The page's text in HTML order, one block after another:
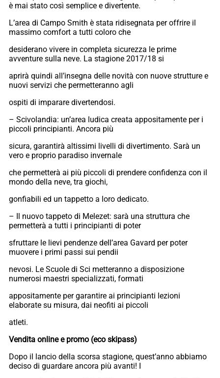
è mai stato così semplice e divertente.
L’area di Campo Smith è stata ridisegnata per offrire il
massimo comfort a tutti coloro che
desiderano vivere in completa sicurezza le prime
avventure sulla neve. La stagione 2017/18 si
aprirà quindi all’insegna delle novità con nuove strutture e
nuovi servizi che permetteranno agli
ospiti di imparare divertendosi.
– Scivolandia: un’area ludica creata appositamente per i
piccoli principianti. Ancora più
sicura, garantirà altissimi livelli di divertimento. Sarà un
vero e proprio paradiso invernale
che permetterà ai più piccoli di prendere confidenza con il
mondo della neve, tra giochi,
gonfiabili ed un tappetto a loro dedicato.
– Il nuovo tappeto di Melezet: sarà una struttura che
permetterà a tutti i principianti di poter
sfruttare le lievi pendenze dell’area Gavard per poter
muovere i primi passi sui pendii
nevosi. Le Scuole di Sci metteranno a disposizione
numerosi maestri specializzati, formati
appositamente per garantire ai principianti lezioni
elaborate su misura, dai neofiti ai piccoli
atleti.
Vendita online e promo (eco skipass)
Dopo il lancio della scorsa stagione, quest’anno abbiamo
deciso di guardare ancora più avanti! I